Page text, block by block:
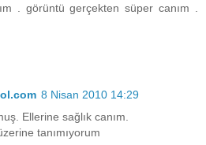
. görüntü gerçekten süper canım .
8 Nisan 2010 14:29
Ellerine sağlık canım.
tanımıyorum